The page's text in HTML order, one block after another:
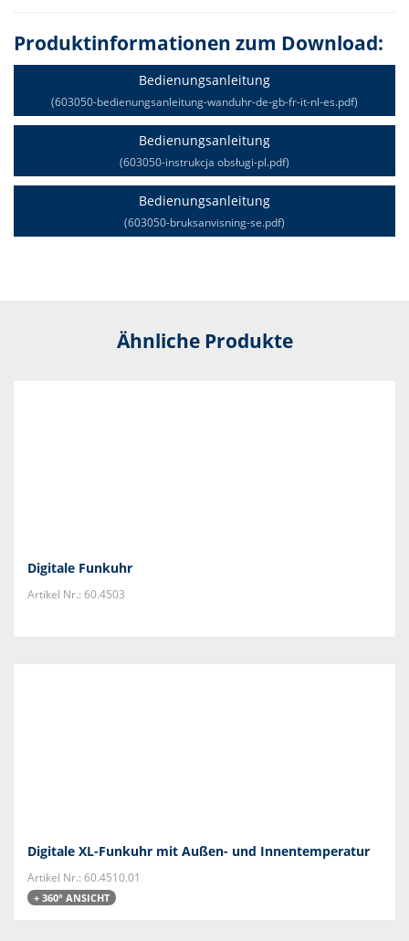
Produktinformationen zum Download:
Bedienungsanleitung
(603050-bedienungsanleitung-wanduhr-de-gb-fr-it-nl-es.pdf)
Bedienungsanleitung
(603050-instrukcja obsługi-pl.pdf)
Bedienungsanleitung
(603050-bruksanvisning-se.pdf)
Ähnliche Produkte
Digitale Funkuhr
Artikel Nr.: 60.4503
Digitale XL-Funkuhr mit Außen- und Innentemperatur
Artikel Nr.: 60.4510.01
+ 360° ANSICHT